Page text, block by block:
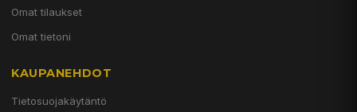
Omat tilaukset
Omat tietoni
KAUPANEHDOT
Tietosuojakäytäntö